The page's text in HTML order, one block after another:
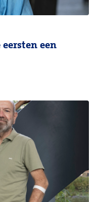
een